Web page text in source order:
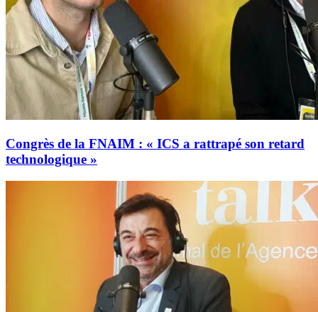
Congrès de la FNAIM : « ICS a rattrapé son retard
technologique »